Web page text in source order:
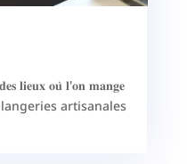
𝐥𝐢𝐞𝐮𝐱 𝐨𝐮̀ 𝐥'𝐨𝐧 𝐦𝐚𝐧𝐠𝐞
artisanales